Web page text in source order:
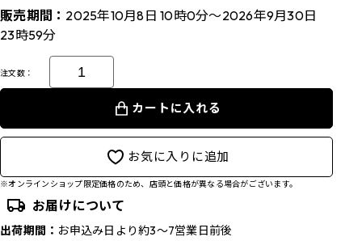
販売期間： 2025年10月8日 10時0分～2026年9月30日
23時59分
注文数：
カートに入れる
お気に入りに追加
※オンラインショップ限定価格のため、店頭と価格が異なる場合がございます。
お届けについて
出荷期間： お申込み日より約3～7営業日前後